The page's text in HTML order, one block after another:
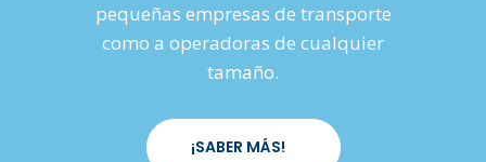
pequeñas empresas de transporte
como a operadoras de cualquier
tamaño.
¡SABER MÁS!